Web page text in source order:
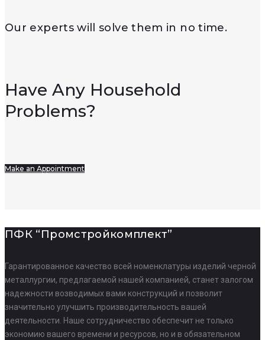
Our experts will solve them in no time.
Have Any Household
Problems?
Make an Appointment
ПФК “Промстройкомплект”
Гарантированное качество всей номенклатуры изделий черной
металлургии, предлагаемой нашей компанией, станет залогом
надежности возводимых вами конструкций и позволит
значительно улучшить производительность вашей
деятельности. Наше сотрудничество обеспечит не только
экономию вашего времени и ресурсов, но и в обязательном